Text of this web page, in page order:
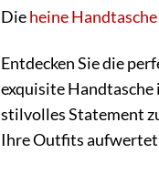
Dieheine Handtasche
Entdecken Sie die
exquisite Handtasche
stilvolles Statement
Ihre Outfits